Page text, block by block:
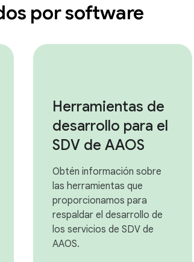
por software
Herramientas de
desarrollo para el
SDV de AAOS
Obtén información sobre
las herramientas que
proporcionamos para
respaldar el desarrollo de
los servicios de SDV de
AAOS.